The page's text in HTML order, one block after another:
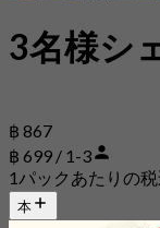
3名様シ
฿ 867
฿ 699 / 1-3
1パックあたりの
本